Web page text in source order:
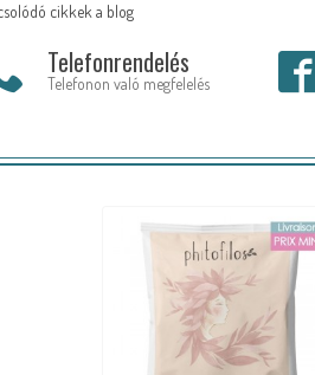
cikkek a blog
Telefonrendelés
Telefonon való megfelelés